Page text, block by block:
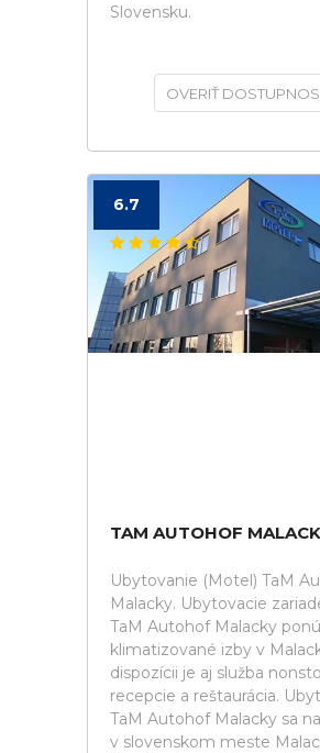
Slovensku.
OVERIŤ
6.7
TAM AUTOHOF
Ubytovanie (Motel) TaM
Malacky. Ubytovacie
TaM Autohof Malacky
klimatizované izby v
dispozícii je aj služba
recepcie a reštaurácia.
TaM Autohof Malacky sa
v slovenskom meste